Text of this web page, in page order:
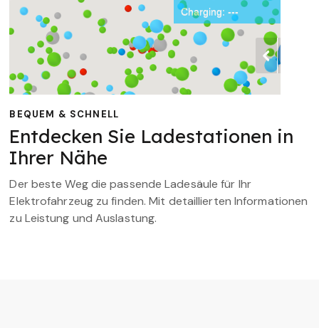
BEQUEM & SCHNELL
Entdecken Sie Ladestationen in
Ihrer Nähe
Der beste Weg die passende Ladesäule für Ihr
Elektrofahrzeug zu finden. Mit detaillierten Informationen
zu Leistung und Auslastung.